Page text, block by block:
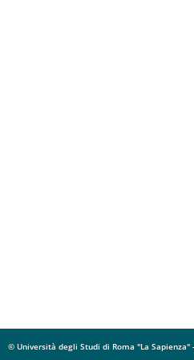
© Università degli Studi di Roma "La Sapienza"